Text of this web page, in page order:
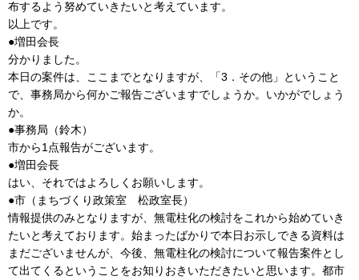
布するよう努めていきたいと考えています。
以上です。
●増田会長
分かりました。
本日の案件は、ここまでとなりますが、「3．その他」ということ
で、事務局から何かご報告ございますでしょうか。いかがでしょう
か。
●事務局（鈴木）
市から1点報告がございます。
●増田会長
はい、それではよろしくお願いします。
●市（まちづくり政策室 松政室長）
情報提供のみとなりますが、無電柱化の検討をこれから始めていき
たいと考えております。始まったばかりで本日お示しできる資料は
まだございませんが、今後、無電柱化の検討について報告案件とし
て出てくるということをお知りおきいただきたいと思います。都市